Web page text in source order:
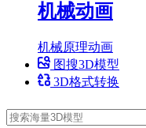
机械动画
机械原理动画
图搜3D模型
3D格式转换